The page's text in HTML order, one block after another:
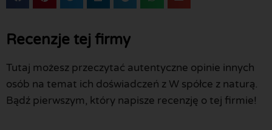
Recenzje tej firmy
Tutaj możesz przeczytać autentyczne opinie innych
osób na temat ich doświadczeń z W spółce z naturą.
Bądź pierwszym, który napisze recenzję o tej firmie!